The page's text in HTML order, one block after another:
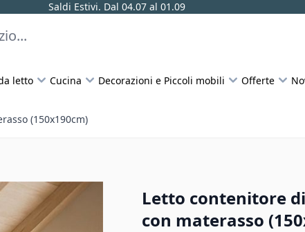
Saldi Estivi. Dal 04.07 al 01.09
letto Cucina Decorazioni e Piccoli mobili Offerte
(150x190cm)
Letto contenitore
con materasso